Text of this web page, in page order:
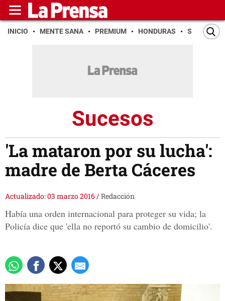
INICIO MENTE SANA PREMIUM HONDURAS SAN PEDRO
Sucesos
'La mataron por su lucha':
madre de Berta Cáceres
Actualizado: 03 marzo 2016/Redacción
Había una orden internacional para proteger su vida; la
Policía dice que 'ella no reportó su cambio de domicilio'.